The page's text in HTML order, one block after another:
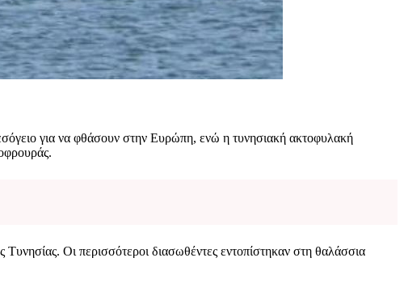
για να φθάσουν στην Ευρώπη, ενώ η τυνησιακή ακτοφυλακή
Οι περισσότεροι διασωθέντες εντοπίστηκαν στη θαλάσσια